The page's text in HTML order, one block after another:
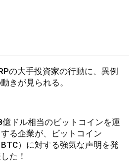
の大手投資家の行動に、異例
きが見られる。
億ドル相当のビットコインを運
る企業が、ビットコイン
BTC）に対する強気な声明を発
た！